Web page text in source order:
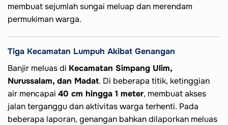
membuat sejumlah sungai meluap dan merendam
permukiman warga.
Tiga Kecamatan Lumpuh Akibat Genangan
Banjir meluas di Kecamatan Simpang Ulim,
Nurussalam, dan Madat. Di beberapa titik, ketinggian
air mencapai 40 cm hingga 1 meter, membuat akses
jalan terganggu dan aktivitas warga terhenti. Pada
beberapa laporan, genangan bahkan dilaporkan meluas